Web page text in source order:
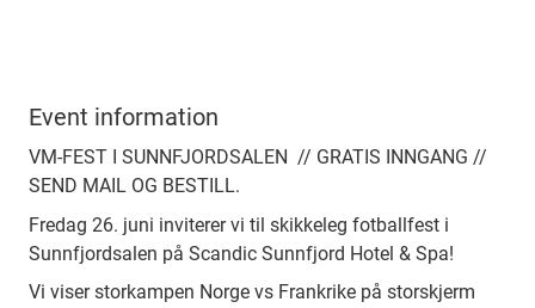
Event information
VM-FEST I SUNNFJORDSALEN // GRATIS INNGANG //
SEND MAIL OG BESTILL.
Fredag 26. juni inviterer vi til skikkeleg fotballfest i
Sunnfjordsalen på Scandic Sunnfjord Hotel & Spa!
Vi viser storkampen Norge vs Frankrike på storskjerm